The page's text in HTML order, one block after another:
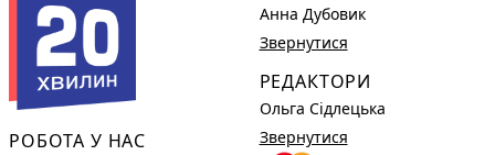
РОБОТА У НАС
Анна Дубовик
Звернутися
РЕДАКТОРИ
Ольга Сідлецька
Звернутися